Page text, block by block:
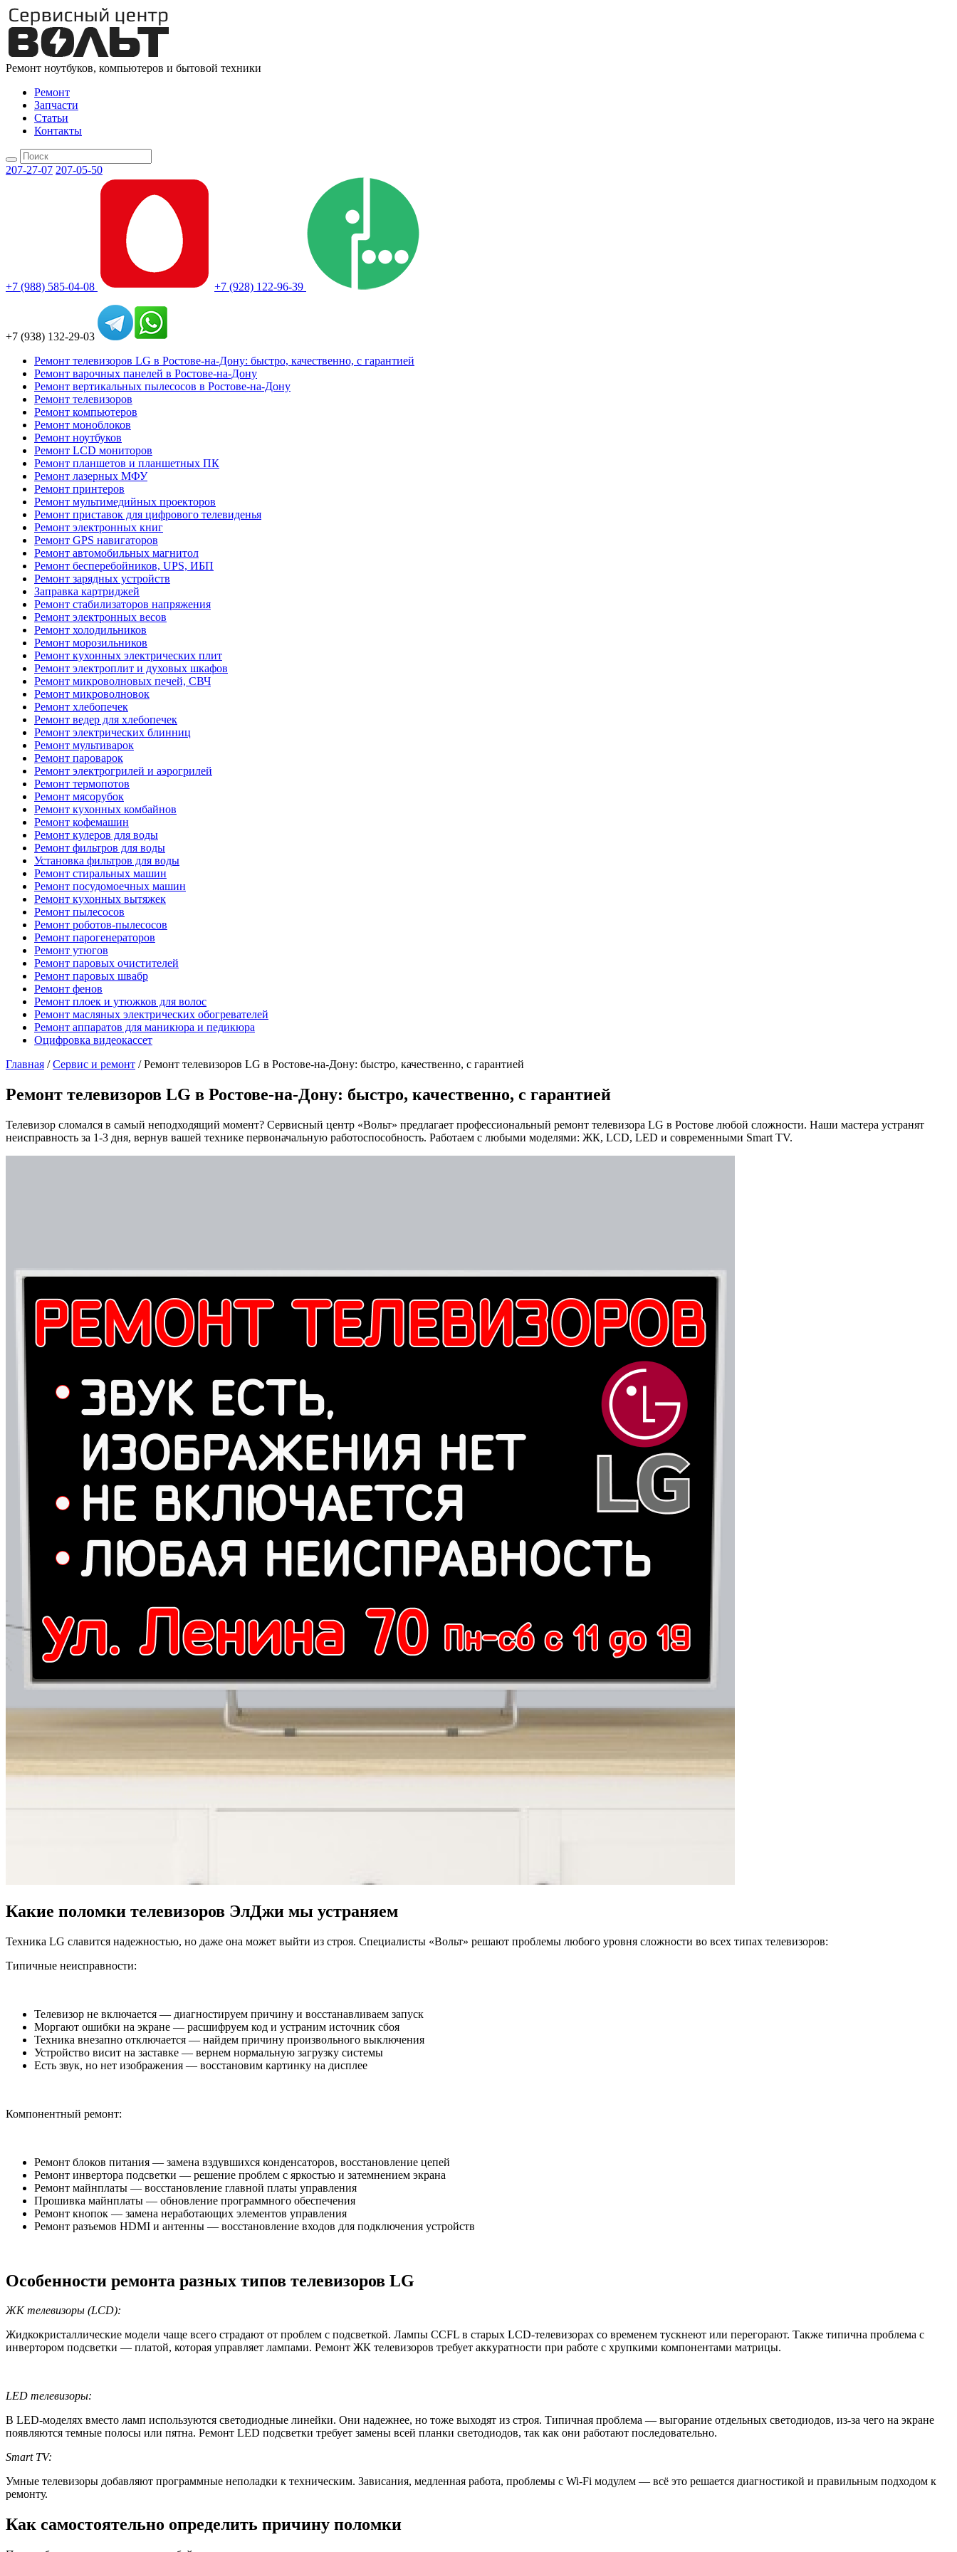
Ремонт ноутбуков, компьютеров и бытовой техники
Ремонт
Запчасти
Статьи
Контакты
207-27-07 207-05-50
+7 (988) 585-04-08 +7 (928) 122-96-39
+7 (938) 132-29-03
Ремонт телевизоров LG в Ростове-на-Дону: быстро, качественно, с гарантией
Ремонт варочных панелей в Ростове-на-Дону
Ремонт вертикальных пылесосов в Ростове-на-Дону
Ремонт телевизоров
Ремонт компьютеров
Ремонт моноблоков
Ремонт ноутбуков
Ремонт LCD мониторов
Ремонт планшетов и планшетных ПК
Ремонт лазерных МФУ
Ремонт принтеров
Ремонт мультимедийных проекторов
Ремонт приставок для цифрового телевиденья
Ремонт электронных книг
Ремонт GPS навигаторов
Ремонт автомобильных магнитол
Ремонт бесперебойников, UPS, ИБП
Ремонт зарядных устройств
Заправка картриджей
Ремонт стабилизаторов напряжения
Ремонт электронных весов
Ремонт холодильников
Ремонт морозильников
Ремонт кухонных электрических плит
Ремонт электроплит и духовых шкафов
Ремонт микроволновых печей, СВЧ
Ремонт микроволновок
Ремонт хлебопечек
Ремонт ведер для хлебопечек
Ремонт электрических блинниц
Ремонт мультиварок
Ремонт пароварок
Ремонт электрогрилей и аэрогрилей
Ремонт термопотов
Ремонт мясорубок
Ремонт кухонных комбайнов
Ремонт кофемашин
Ремонт кулеров для воды
Ремонт фильтров для воды
Установка фильтров для воды
Ремонт стиральных машин
Ремонт посудомоечных машин
Ремонт кухонных вытяжек
Ремонт пылесосов
Ремонт роботов-пылесосов
Ремонт парогенераторов
Ремонт утюгов
Ремонт паровых очистителей
Ремонт паровых швабр
Ремонт фенов
Ремонт плоек и утюжков для волос
Ремонт масляных электрических обогревателей
Ремонт аппаратов для маникюра и педикюра
Оцифровка видеокассет
Главная /Сервис и ремонт /Ремонт телевизоров LG в Ростове-на-Дону: быстро, качественно, с гарантией
Ремонт телевизоров LG в Ростове-на-Дону: быстро, качественно, с гарантией
Телевизор сломался в самый неподходящий момент? Сервисный центр «Вольт» предлагает профессиональный ремонт телевизора LG в Ростове любой сложности. Наши мастера устранят
неисправность за 1-3 дня, вернув вашей технике первоначальную работоспособность. Работаем с любыми моделями: ЖК, LCD, LED и современными Smart TV.
Какие поломки телевизоров ЭлДжи мы устраняем
Техника LG славится надежностью, но даже она может выйти из строя. Специалисты «Вольт» решают проблемы любого уровня сложности во всех типах телевизоров:
Типичные неисправности:
Телевизор не включается — диагностируем причину и восстанавливаем запуск
Моргают ошибки на экране — расшифруем код и устраним источник сбоя
Техника внезапно отключается — найдем причину произвольного выключения
Устройство висит на заставке — вернем нормальную загрузку системы
Есть звук, но нет изображения — восстановим картинку на дисплее
Компонентный ремонт:
Ремонт блоков питания — замена вздувшихся конденсаторов, восстановление цепей
Ремонт инвертора подсветки — решение проблем с яркостью и затемнением экрана
Ремонт майнплаты — восстановление главной платы управления
Прошивка майнплаты — обновление программного обеспечения
Ремонт кнопок — замена неработающих элементов управления
Ремонт разъемов HDMI и антенны — восстановление входов для подключения устройств
Особенности ремонта разных типов телевизоров LG
ЖК телевизоры (LCD):
Жидкокристаллические модели чаще всего страдают от проблем с подсветкой. Лампы CCFL в старых LCD-телевизорах со временем тускнеют или перегорают. Также типична проблема с
инвертором подсветки — платой, которая управляет лампами. Ремонт ЖК телевизоров требует аккуратности при работе с хрупкими компонентами матрицы.
LED телевизоры:
В LED-моделях вместо ламп используются светодиодные линейки. Они надежнее, но тоже выходят из строя. Типичная проблема — выгорание отдельных светодиодов, из-за чего на экране
появляются темные полосы или пятна. Ремонт LED подсветки требует замены всей планки светодиодов, так как они работают последовательно.
Smart TV:
Умные телевизоры добавляют программные неполадки к техническим. Зависания, медленная работа, проблемы с Wi-Fi модулем — всё это решается диагностикой и правильным подходом к
ремонту.
Как самостоятельно определить причину поломки